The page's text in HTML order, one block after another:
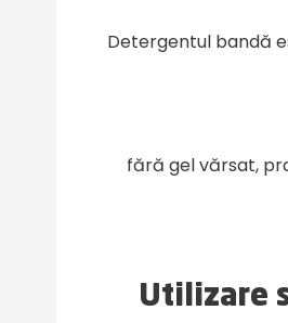
Detergentul bandă
fără gel vărsat,
Utilizare